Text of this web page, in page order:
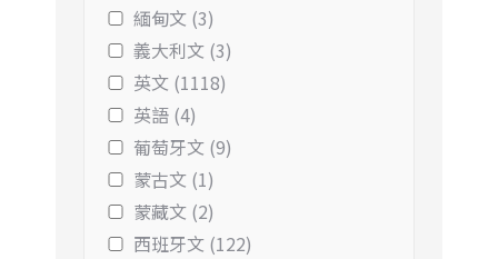
緬甸文 (3)
義大利文 (3)
英文 (1118)
英語 (4)
葡萄牙文 (9)
蒙古文 (1)
蒙藏文 (2)
西班牙文 (122)